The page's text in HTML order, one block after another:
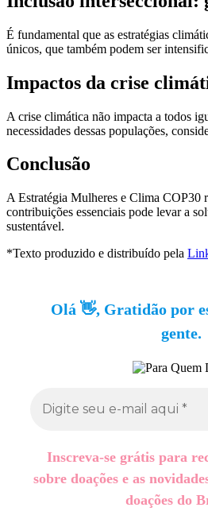
É fundamental que as estratégias
únicos, que também podem ser
Impactos da crise
A crise climática não impacta a todos
necessidades dessas populações,
Conclusão
A Estratégia Mulheres e Clima COP30
contribuições essenciais pode levar a
sustentável.
*Texto produzido e distribuído pela
Olá 👋, Gratidão por
gente.
Inscreva-se grátis para
sobre doações e as
doações do